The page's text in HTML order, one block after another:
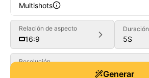
Multishots
Relación de aspecto
16:9
Duración
5S
Resolución
Generar
Generate